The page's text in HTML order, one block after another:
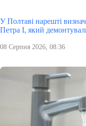
У Полтаві нарешті
Петра І, який
08 Серпня 2026, 08:36